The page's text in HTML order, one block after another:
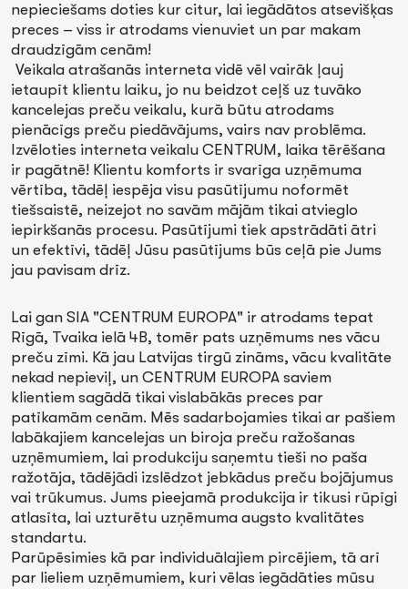
nepieciešams doties kur citur, lai iegādātos atsevišķas
preces – viss ir atrodams vienuviet un par makam
draudzīgām cenām!
Veikala atrašanās interneta vidē vēl vairāk ļauj
ietaupīt klientu laiku, jo nu beidzot ceļš uz tuvāko
kancelejas preču veikalu, kurā būtu atrodams
pienācīgs preču piedāvājums, vairs nav problēma.
Izvēloties interneta veikalu CENTRUM, laika tērēšana
ir pagātnē! Klientu komforts ir svarīga uzņēmuma
vērtība, tādēļ iespēja visu pasūtījumu noformēt
tiešsaistē, neizejot no savām mājām tikai atvieglo
iepirkšanās procesu. Pasūtījumi tiek apstrādāti ātri
un efektīvi, tādēļ Jūsu pasūtījums būs ceļā pie Jums
jau pavisam drīz.
Lai gan SIA "CENTRUM EUROPA" ir atrodams tepat
Rīgā, Tvaika ielā 4B, tomēr pats uzņēmums nes vācu
preču zīmi. Kā jau Latvijas tirgū zināms, vācu kvalitāte
nekad nepieviļ, un CENTRUM EUROPA saviem
klientiem sagādā tikai vislabākās preces par
patīkamām cenām. Mēs sadarbojamies tikai ar pašiem
labākajiem kancelejas un biroja preču ražošanas
uzņēmumiem, lai produkciju saņemtu tieši no paša
ražotāja, tādējādi izslēdzot jebkādus preču bojājumus
vai trūkumus. Jums pieejamā produkcija ir tikusi rūpīgi
atlasīta, lai uzturētu uzņēmuma augsto kvalitātes
standartu.
Parūpēsimies kā par individuālajiem pircējiem, tā arī
par lieliem uzņēmumiem, kuri vēlas iegādāties mūsu